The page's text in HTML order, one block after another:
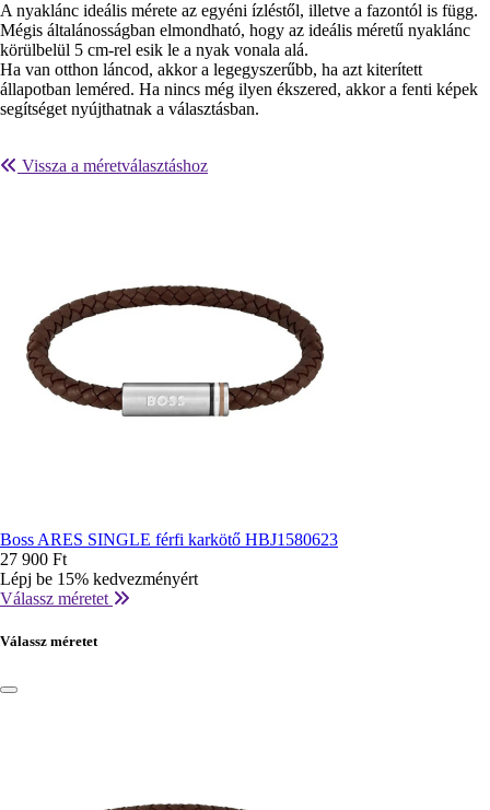
A nyaklánc ideális mérete az egyéni ízléstől, illetve a fazontól is függ.
Mégis általánosságban elmondható, hogy az ideális méretű nyaklánc
körülbelül 5 cm-rel esik le a nyak vonala alá.
Ha van otthon láncod, akkor a legegyszerűbb, ha azt kiterített
állapotban leméred. Ha nincs még ilyen ékszered, akkor a fenti képek
segítséget nyújthatnak a választásban.
Vissza a méretválasztáshoz
Boss ARES SINGLE férfi karkötő HBJ1580623
27 900 Ft
Lépj be 15% kedvezményért
Válassz méretet
Válassz méretet